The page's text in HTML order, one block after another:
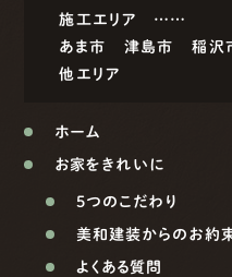
施工エリア ……
あま市
津島市 稲沢
他エリア
ホーム
お家をきれいに
5つのこだわり
美和建装からのお約
よくある質問